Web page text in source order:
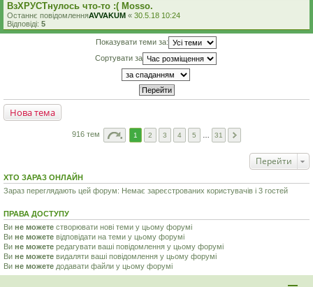
ВзХРУСТнулось что-то :( Mosso.
Останнє повідомленняAVVAKUM « 30.5.18 10:24
Відповіді: 5
Показувати теми за:
Сортувати за
Нова тема
916 тем 1 2 3 4 5 31
Перейти
ХТО ЗАРАЗ ОНЛАЙН
Зараз переглядають цей форум: Немає зареєстрованих користувачів і 3 гостей
ПРАВА ДОСТУПУ
Ви не можете створювати нові теми у цьому форумі
Ви не можете відповідати на теми у цьому форумі
Ви не можете редагувати ваші повідомлення у цьому форумі
Ви не можете видаляти ваші повідомлення у цьому форумі
Ви не можете додавати файли у цьому форумі